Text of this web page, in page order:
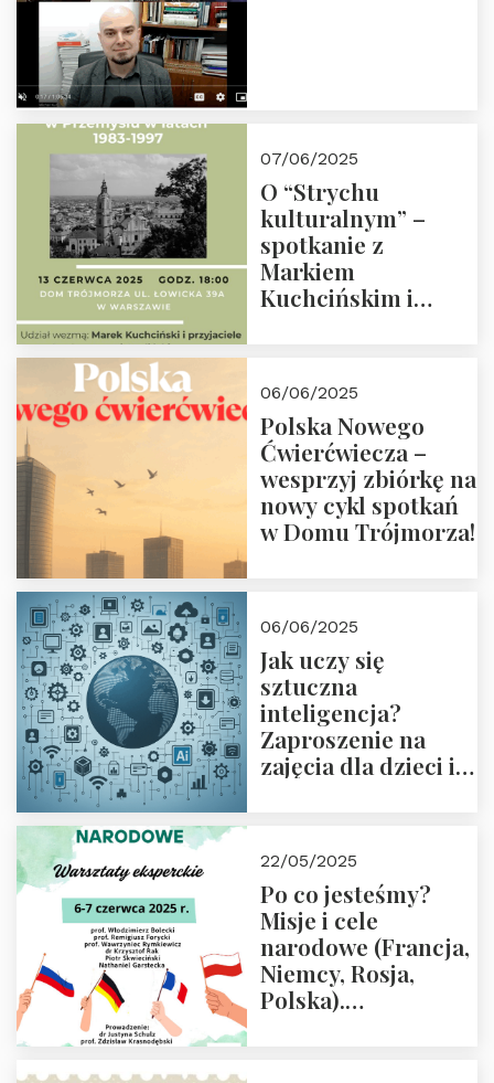
07/06/2025
O “Strychu
kulturalnym” –
spotkanie z
Markiem
Kuchcińskim i
18:00
06/06/2025
Polska Nowego
Ćwierćwiecza –
wesprzyj zbiórkę na
nowy cykl spotkań
w Domu Trójmorza!
06/06/2025
Jak uczy się
sztuczna
inteligencja?
Zaproszenie na
zajęcia dla dzieci i
22/05/2025
Po co jesteśmy?
Misje i cele
narodowe (Francja,
Niemcy, Rosja,
Polska).